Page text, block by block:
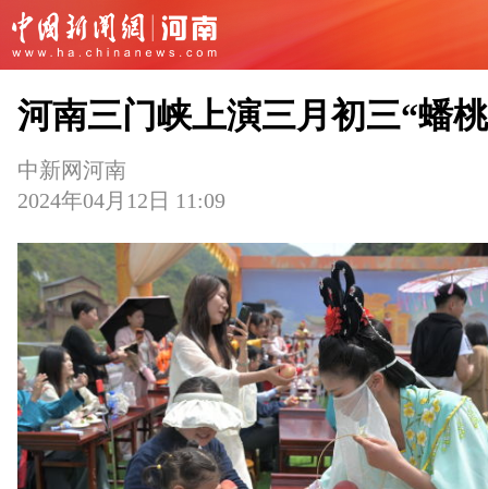
河南三门峡上演三月初三“蟠
中新网河南
2024年04月12日 11:09